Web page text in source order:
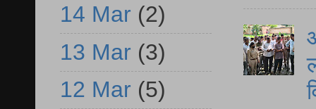
14 Mar (2)
13 Mar (3)
12 Mar (5)